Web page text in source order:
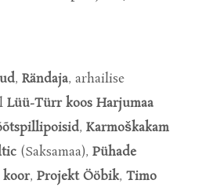
, Rändaja, arhailise
Lüü-Türr koos Harjumaa
, Karmoškakam
(Saksamaa), Pühade
koor, Projekt Ööbik, Timo